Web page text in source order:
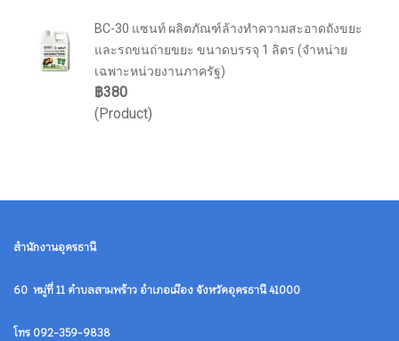
BC-30 แซนท์ ผลิตภัณฑ์ล้างทำความสะอาดถังขยะ
และรถขนถ่ายขยะ ขนาดบรรจุ 1 ลิตร (จำหน่าย
เฉพาะหน่วยงานภาครัฐ)
฿380
(Product)
สำนักงานอุดรธานี
60 หมู่ที่ 11 ตำบลสามพร้าว อำเภอเมือง จังหวัดอุดรธานี 41000
โทร 092-359-9838